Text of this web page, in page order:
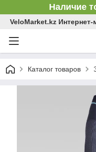
Наличие
VeloMarket.kz Интернет-
Каталог товаров